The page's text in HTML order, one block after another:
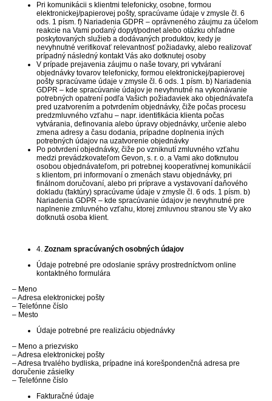
Pri komunikácii s klientmi telefonicky, osobne, formou
elektronickej/papierovej pošty, spracúvame údaje v zmysle čl. 6
ods. 1 písm. f) Nariadenia GDPR – oprávneného záujmu za účelom
reakcie na Vami podaný dopyt/podnet alebo otázku ohľadne
poskytovaných služieb a dodávaných produktov, kedy je
nevyhnutné verifikovať relevantnosť požiadavky, alebo realizovať
prípadný následný kontakt Vás ako dotknutej osoby
V prípade prejavenia záujmu o naše tovary, pri vytváraní
objednávky tovarov telefonicky, formou elektronickej/papierovej
pošty spracúvame údaje v zmysle čl. 6 ods. 1 písm. b) Nariadenia
GDPR – kde spracúvanie údajov je nevyhnutné na vykonávanie
potrebných opatrení podľa Vašich požiadaviek ako objednávateľa
pred uzatvorením a potvrdením objednávky, čiže počas procesu
predzmluvného vzťahu – napr. identifikácia klienta počas
vytvárania, definovania alebo úpravy objednávky, určenie alebo
zmena adresy a času dodania, prípadne doplnenia iných
potrebných údajov na uzatvorenie objednávky
Po potvrdení objednávky, čiže po vzniknutí zmluvného vzťahu
medzi prevádzkovateľom Gevon, s. r. o. a Vami ako dotknutou
osobou objednávateľom, pri potrebnej kooperatívnej komunikácií
s klientom, pri informovaní o zmenách stavu objednávky, pri
finálnom doručovaní, alebo pri príprave a vystavovaní daňového
dokladu (faktúry) spracúvame údaje v zmysle čl. 6 ods. 1 písm. b)
Nariadenia GDPR – kde spracúvanie údajov je nevyhnutné pre
naplnenie zmluvného vzťahu, ktorej zmluvnou stranou ste Vy ako
dotknutá osoba klient.
4. Zoznam spracúvaných osobných údajov
Údaje potrebné pre odoslanie správy prostredníctvom online
kontaktného formulára
– Meno
– Adresa elektronickej pošty
– Telefónne číslo
– Mesto
Údaje potrebné pre realizáciu objednávky
– Meno a priezvisko
– Adresa elektronickej pošty
– Adresa trvalého bydliska, prípadne iná korešpondenčná adresa pre
doručenie zásielky
– Telefónne číslo
Fakturačné údaje